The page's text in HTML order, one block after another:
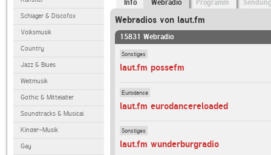
Schlager & Discofox
Volksmusik
Country
Jazz & Blues
Weltmusik
Gothic & Mittelalter
Soundtracks & Musical
Kinder-Musik
Gay
Info Webradio Programm
Webradios von laut.fm
15831 Webradio
Sonstiges
laut.fm possefm
Eurodance
laut.fm eurodancereloaded
Sonstiges
laut.fm wunderburgradio